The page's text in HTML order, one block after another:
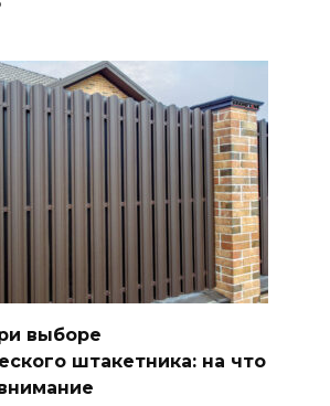
выборе
штакетника: на что